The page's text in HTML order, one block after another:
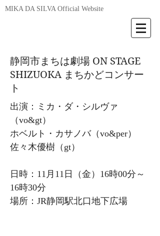
MIKA DA SILVA Official Website
静岡市まちは劇場 ON STAGE
SHIZUOKA まちかどコンサー
ト
出演：ミカ・ダ・シルヴァ
（vo&gt）
ホベルト・カサノバ（vo&per）
佐々木優樹（gt）
日時：11月11日（金）16時00分～
16時30分
場所：JR静岡駅北口地下広場